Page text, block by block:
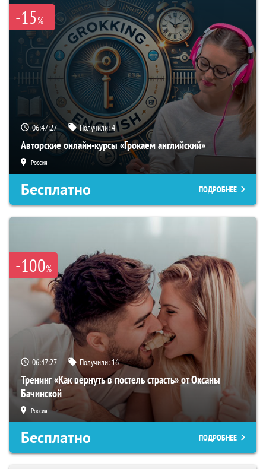
-15%
06:47:26 Получили:4
Авторские онлайн-курсы «Грокаем английский»
Россия
Бесплатно ПОДРОБНЕЕ
-100%
06:47:26 Получили:16
Тренинг «Как вернуть в постель страсть» от Оксаны
Бачинской
Россия
Бесплатно ПОДРОБНЕЕ